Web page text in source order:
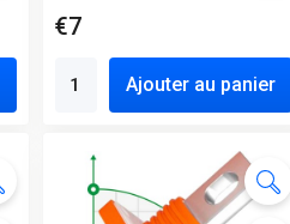
€7
Ajouter au panier